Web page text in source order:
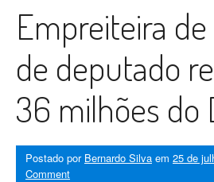
Empreiteira
de deputado
36 milhões do
Postado por Bernardo Silva em 25 de
Comment